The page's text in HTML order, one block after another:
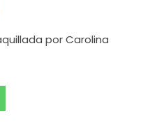
por Carolina